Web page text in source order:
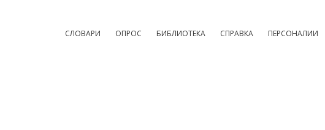
СЛОВАРИ ОПРОС БИБЛИОТЕКА СПРАВКА ПЕРСОНАЛИИ